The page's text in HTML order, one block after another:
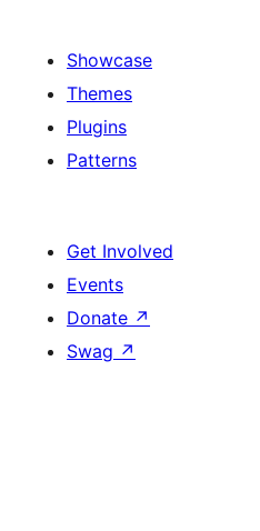
Showcase
Themes
Plugins
Patterns
Get Involved
Events
Donate ↗
Swag ↗